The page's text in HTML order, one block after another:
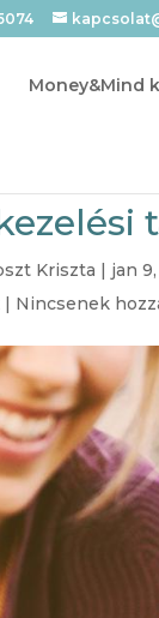
Money&Mind
Kriszta | jan
| Nincsenek